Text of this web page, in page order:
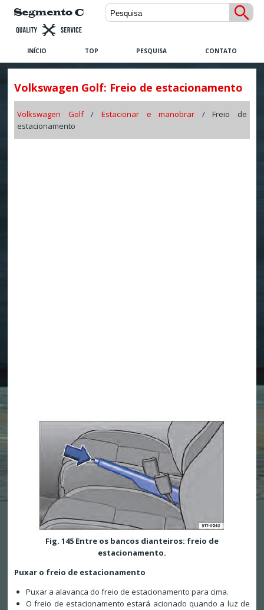
INÍCIO TOP PESQUISA CONTATO
Volkswagen Golf: Freio de estacionamento
Volkswagen Golf/ Estacionar e manobrar / Freio de
estacionamento
Fig. 145 Entre os bancos dianteiros: freio de
estacionamento.
Puxar o freio de estacionamento
Puxar a alavanca do freio de estacionamento para cima.
O freio de estacionamento estará acionado quando a luz de